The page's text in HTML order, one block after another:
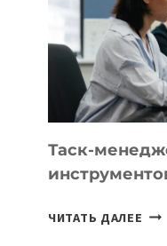
3
ЕМУ
Таск-
ЧИТАТЬ ДАЛЕЕ